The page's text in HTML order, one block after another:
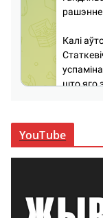
YouTube